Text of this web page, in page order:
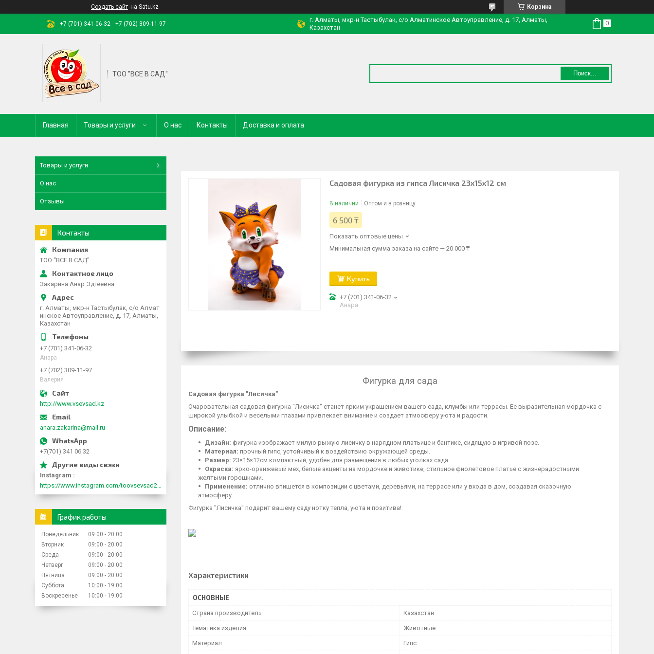
Создать сайт на Satu.kz Корзина
+7 (701) 341-06-32 +7 (702) 309-11-97
г. Алматы, мкр-н Тастыбулак, с/о Алматинское Автоуправление, д. 17, Алматы,
Казахстан
ТОО "ВСЕ В САД" Поиск...
Главная Товары и услуги О нас Контакты Доставка и оплата
Садовая фигурка из гипса Лисичка 23х15х12 см
В наличии Оптом и в розницу
6 500 ₸
Показать оптовые цены
Минимальная сумма заказа на сайте — 20 000 ₸
Купить
+7 (701) 341-06-32
Анара
Фигурка для сада
Садовая фигурка "Лисичка"
Очаровательная садовая фигурка "Лисичка" станет ярким украшением вашего сада, клумбы или террасы. Ее выразительная мордочка с
широкой улыбкой и веселыми глазами привлекает внимание и создает атмосферу уюта и радости.
Описание:
Дизайн: фигурка изображает милую рыжую лисичку в нарядном платьице и бантике, сидящую в игривой позе.
Материал: прочный гипс, устойчивый к воздействию окружающей среды.
Размер: 23×15×12см компактный, удобен для размещения в любых уголках сада.
Окраска: ярко-оранжевый мех, белые акценты на мордочке и животике, стильное фиолетовое платье с жизнерадостными
желтыми горошками.
Применение: отлично впишется в композиции с цветами, деревьями, на террасе или у входа в дом, создавая сказочную
атмосферу.
Фигурка "Лисичка" подарит вашему саду нотку тепла, уюта и позитива!
Характеристики
ОСНОВНЫЕ
Страна производитель Казахстан
Тематика изделия Животные
Материал Гипс
Товары и услуги
О нас
Отзывы
Контакты
ТОО "ВСЕ В САД"
Закарина Анар Эдгеевна
г. Алматы, мкр-н Тастыбулак, с/о Алмат
инское Автоуправление, д. 17, Алматы,
Казахстан
+7 (701) 341-06-32
Анара
+7 (702) 309-11-97
Валерия
http://www.vsevsad.kz
anara.zakarina@mail.ru
+7(701) 341 06 32
Instagram
https://www.instagram.com/toovsevsad2015/
График работы
Понедельник 09:00
20:00
Вторник
09:00
20:00
Среда
09:00
20:00
Четверг
09:00
20:00
Пятница
09:00
20:00
Суббота
10:00
19:00
Воскресенье
10:00 19:00